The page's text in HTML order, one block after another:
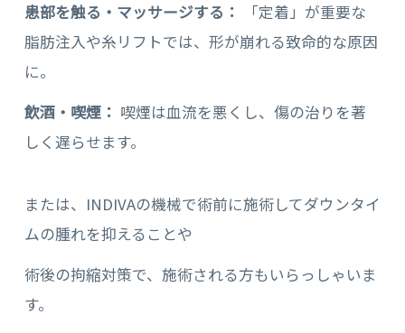
患部を触る・マッサージする：
「定着」が重要な
脂肪注入や糸リフトでは、形が崩れる致命的な原因
に。
飲酒・喫煙： 喫煙は血流を悪くし、傷の治りを著
しく遅らせます。
または、INDIVAの機械で術前に施術してダウンタイ
ムの腫れを抑えることや
術後の拘縮対策で、施術される方もいらっしゃいま
す。